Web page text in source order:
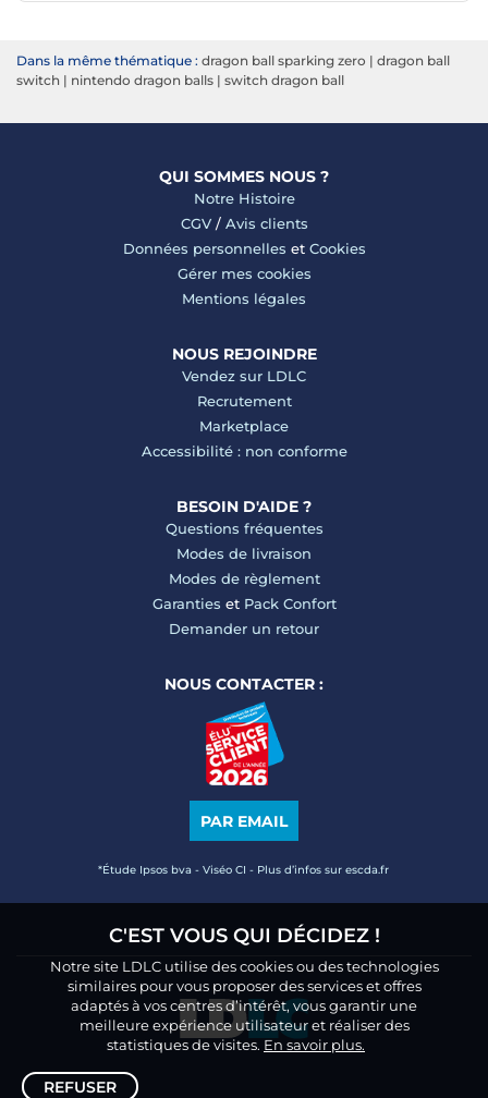
Dans la même thématique : dragon ball sparking zero | dragon ball
switch | nintendo dragon balls | switch dragon ball
QUI SOMMES NOUS ?
Notre Histoire
CGV/ Avis clients
Données personnelles et Cookies
Gérer mes cookies
Mentions légales
NOUS REJOINDRE
Vendez sur LDLC
Recrutement
Marketplace
Accessibilité : non conforme
BESOIN D'AIDE ?
Questions fréquentes
Modes de livraison
Modes de règlement
Garanties et Pack Confort
Demander un retour
NOUS CONTACTER :
PAR EMAIL
*Étude Ipsos bva - Viséo CI - Plus d’infos sur escda.fr
C'EST VOUS QUI DÉCIDEZ !
Notre site LDLC utilise des cookies ou des technologies
similaires pour vous proposer des services et offres
adaptés à vos centres d’intérêt, vous garantir une
meilleure expérience utilisateur et réaliser des
statistiques de visites. En savoir plus.
REFUSER